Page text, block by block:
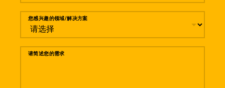
您感兴趣的领域/解决方案
请简述您的需求